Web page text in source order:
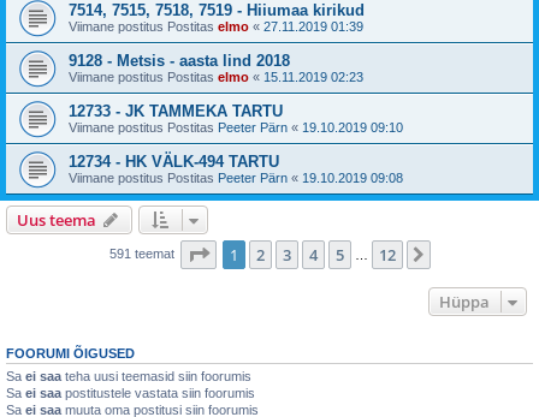
7514, 7515, 7518, 7519 - Hiiumaa kirikud
Viimane postitus Postitas elmo « 27.11.2019 01:39
9128 - Metsis - aasta lind 2018
Viimane postitus Postitas elmo « 15.11.2019 02:23
12733 - JK TAMMEKA TARTU
Viimane postitus Postitas Peeter Pärn « 19.10.2019 09:10
12734 - HK VÄLK-494 TARTU
Viimane postitus Postitas Peeter Pärn « 19.10.2019 09:08
Uus teema
591 teemat 1 . leht12 -st
1 2 3 4 5 12
Hüppa
FOORUMI ÕIGUSED
Sa ei saa teha uusi teemasid siin foorumis
Sa ei saa postitustele vastata siin foorumis
Sa ei saa muuta oma postitusi siin foorumis